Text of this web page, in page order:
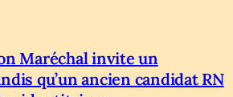
Maréchal invite un
qu’un ancien candidat RN